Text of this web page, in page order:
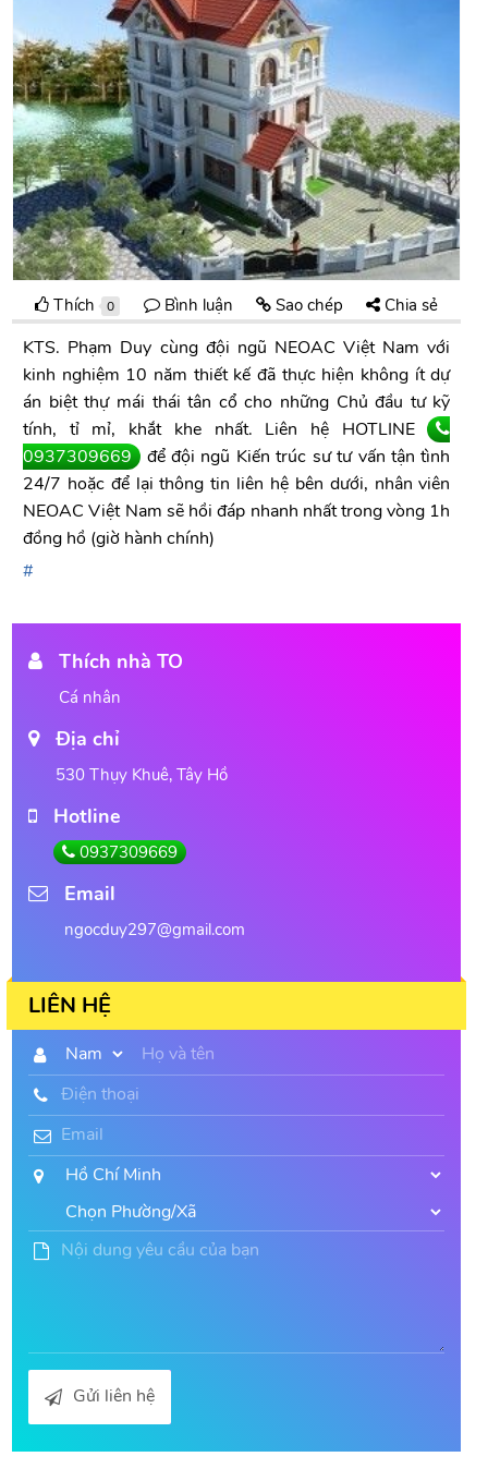
Thích 0 Bình luận Sao chép Chia sẻ
KTS. Phạm Duy cùng đội ngũ NEOAC Việt Nam với
kinh nghiệm 10 năm thiết kế đã thực hiện không ít dự
án biệt thự mái thái tân cổ cho những Chủ đầu tư kỹ
tính, tỉ mỉ, khắt khe nhất. Liên hệ HOTLINE
0937309669
để đội ngũ Kiến trúc sư tư vấn tận tình
24/7 hoặc để lại thông tin liên hệ bên dưới, nhân viên
NEOAC Việt Nam sẽ hồi đáp nhanh nhất trong vòng 1h
đồng hồ (giờ hành chính)
Thích nhà TO
Cá nhân
Địa chỉ
530 Thụy Khuê, Tây Hồ
Hotline
0937309669
Email
ngocduy297@gmail.com
LIÊN HỆ
Gửi liên hệ